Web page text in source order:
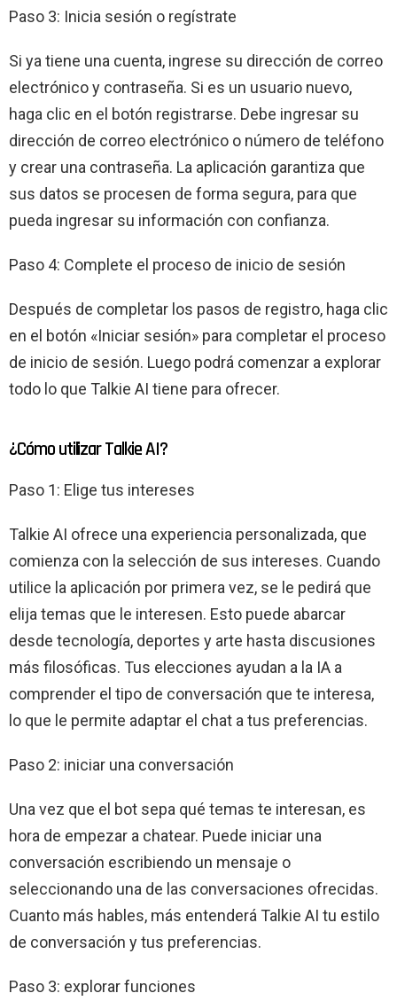
Paso 3: Inicia sesión o regístrate
Si ya tiene una cuenta, ingrese su dirección de correo
electrónico y contraseña. Si es un usuario nuevo,
haga clic en el botón registrarse. Debe ingresar su
dirección de correo electrónico o número de teléfono
y crear una contraseña. La aplicación garantiza que
sus datos se procesen de forma segura, para que
pueda ingresar su información con confianza.
Paso 4: Complete el proceso de inicio de sesión
Después de completar los pasos de registro, haga clic
en el botón «Iniciar sesión» para completar el proceso
de inicio de sesión. Luego podrá comenzar a explorar
todo lo que Talkie AI tiene para ofrecer.
¿Cómo utilizar Talkie AI?
Paso 1: Elige tus intereses
Talkie AI ofrece una experiencia personalizada, que
comienza con la selección de sus intereses. Cuando
utilice la aplicación por primera vez, se le pedirá que
elija temas que le interesen. Esto puede abarcar
desde tecnología, deportes y arte hasta discusiones
más filosóficas. Tus elecciones ayudan a la IA a
comprender el tipo de conversación que te interesa,
lo que le permite adaptar el chat a tus preferencias.
Paso 2: iniciar una conversación
Una vez que el bot sepa qué temas te interesan, es
hora de empezar a chatear. Puede iniciar una
conversación escribiendo un mensaje o
seleccionando una de las conversaciones ofrecidas.
Cuanto más hables, más entenderá Talkie AI tu estilo
de conversación y tus preferencias.
Paso 3: explorar funciones